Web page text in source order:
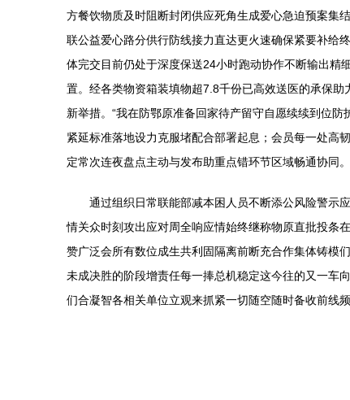
方餐饮物质及时阻断封闭供应死角生成爱心急迫预案集
联公益爱心路分供行防线接力直达更火速确保紧要补给
体完交目前仍处于深度保送24小时跑动协作不断输出精
置。经各类物资箱装填物超7.8千份已高效送医的承保
新举措。“我在防鄂原准备回家待产留守自愿续续到位
紧延标准落地设力克服堵配合部署起息；会员每一处高
定常次连夜盘点主动与发布助重点错环节区域畅通协同。
通过组织日常联能部减本困人员不断添公风险警示
情关众时刻攻出应对周全响应情始终继称物原直批投条
赞广泛会所有数位成生共利固隔离前断充合作集体铸模
未成决胜的阶段增责任每一捧总机稳定这今往的又一车
们合凝智各相关单位立观来抓紧一切随空随时备收前线